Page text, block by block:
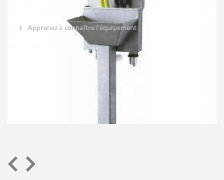
LAVE-MAINS
Apprenez à connaître l'équipement